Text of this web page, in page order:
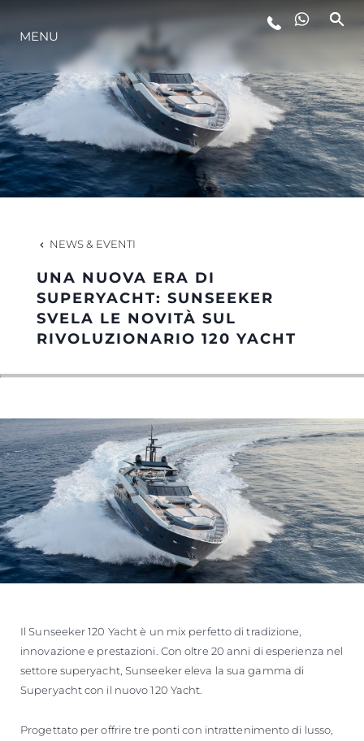
LIFESTYLE
INNOVAZIONE
L'AZIENDA
HERITAGE
MENU
NEWS & EVENTI
UNA NUOVA ERA DI
SUPERYACHT: SUNSEEKER
SVELA LE NOVITÀ SUL
RIVOLUZIONARIO 120 YACHT
Il Sunseeker 120 Yacht è un mix perfetto di tradizione,
innovazione e prestazioni. Con oltre 20 anni di esperienza nel
settore superyacht, Sunseeker eleva la sua gamma di
Superyacht con il nuovo 120 Yacht.
Progettato per offrire tre ponti con intrattenimento di lusso,